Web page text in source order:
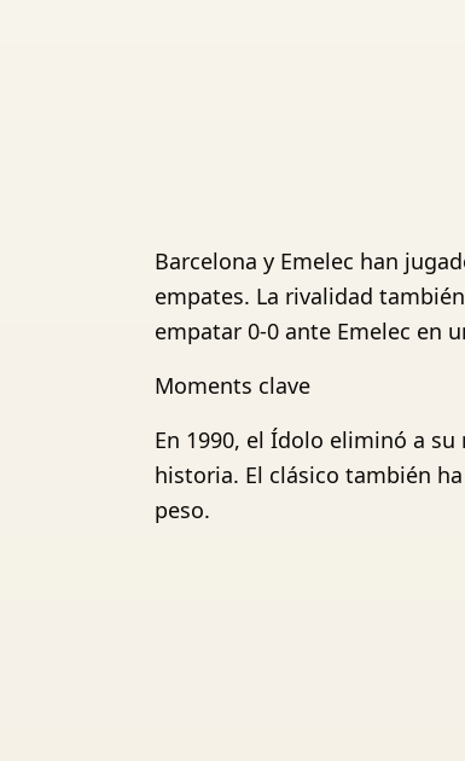
Barcelona y Emelec han
empates. La rivalidad
empatar 0-0 ante Emelec en
Moments clave
En 1990, el Ídolo eliminó a
historia. El clásico también
peso.